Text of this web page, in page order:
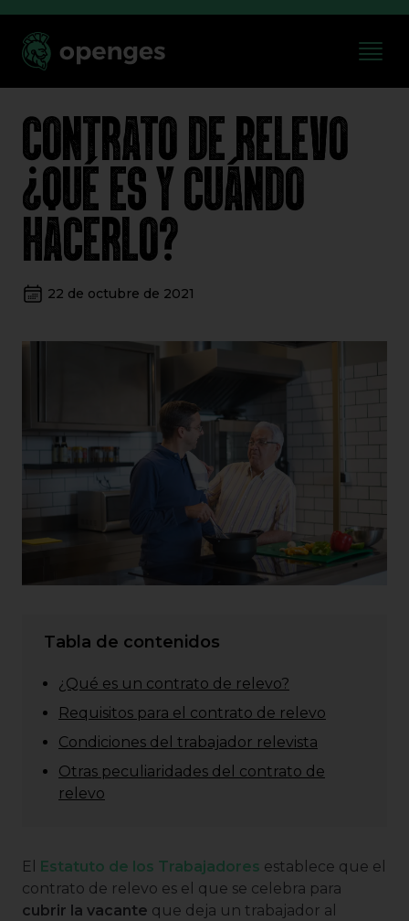
CONTRATO DE RELEVO
¿QUÉ ES Y CUÁNDO
HACERLO?
22 de octubre de 2021
Tabla de contenidos
¿Qué es un contrato de relevo?
Requisitos para el contrato de relevo
Condiciones del trabajador relevista
Otras peculiaridades del contrato de
relevo
El Estatuto de los Trabajadores establece que el
contrato de relevo es el que se celebra para
cubrir la vacante que deja un trabajador al